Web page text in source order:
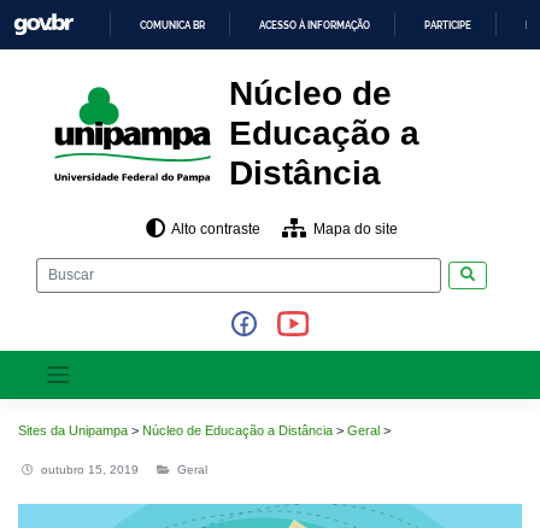
para
o
O
CONTEÚDO
COMUNICA BR ACESSO À INFORMAÇÃO PARTICIPE
Núcleo de
Educação a
Distância
Alto contraste Mapa do site
Sites da Unipampa > Núcleo de Educação a Distância > Geral >
outubro 15, 2019 Geral